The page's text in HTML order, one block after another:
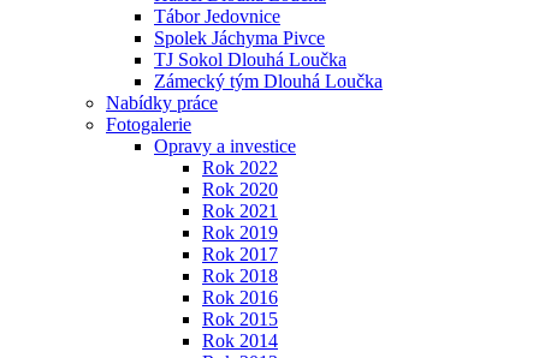
Tábor Jedovnice
Spolek Jáchyma Pivce
TJ Sokol Dlouhá Loučka
Zámecký tým Dlouhá Loučka
Nabídky práce
Fotogalerie
Opravy a investice
Rok 2022
Rok 2020
Rok 2021
Rok 2019
Rok 2017
Rok 2018
Rok 2016
Rok 2015
Rok 2014